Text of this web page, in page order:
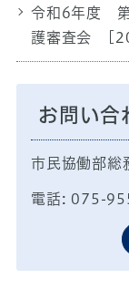
令和6年度
護審査会
お問い合
市民協働部総
電話: 075-